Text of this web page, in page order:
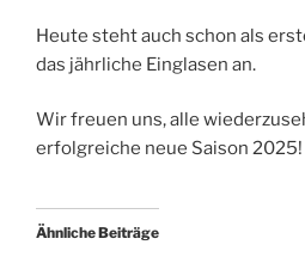
Heute steht auch schon als
das jährliche Einglasen an.
Wir freuen uns, alle
erfolgreiche neue Saison 2025!
Ähnliche Beiträge